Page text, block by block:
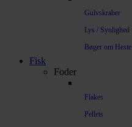
Gulvskraber
Lys / Synlighed
Bøger om Heste
Fisk
Foder
Flakes
Pellets